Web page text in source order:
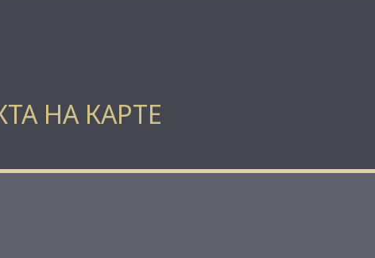
НА КАРТЕ